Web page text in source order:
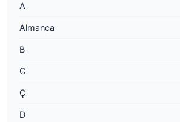
A
Almanca
B
C
Ç
D